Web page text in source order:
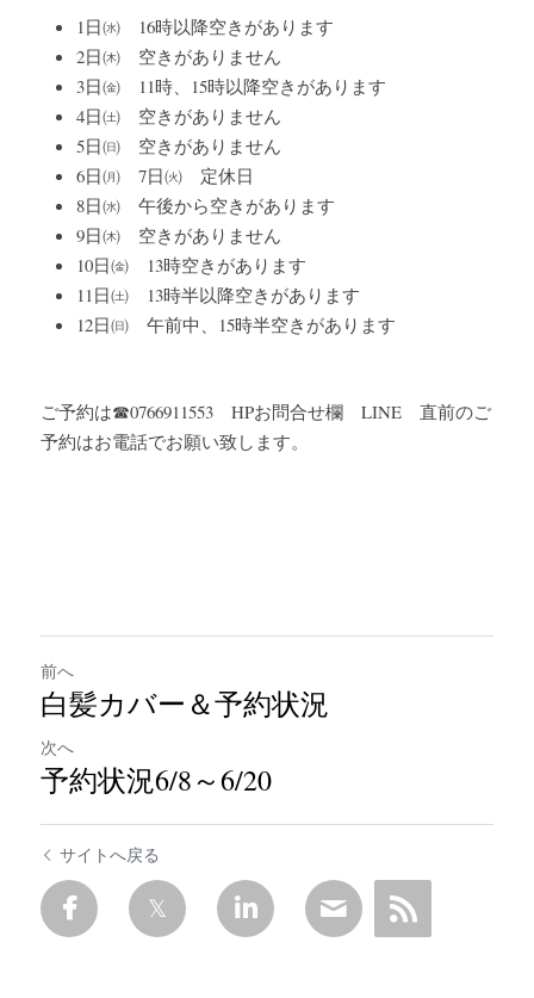
1日㈬　16時以降空きがあります
2日㈭　空きがありません
3日㈮　11時、15時以降空きがあります
4日㈯　空きがありません
5日㈰　空きがありません
6日㈪　7日㈫　定休日
8日㈬　午後から空きがあります
9日㈭　空きがありません
10日㈮　13時空きがあります
11日㈯　13時半以降空きがあります
12日㈰　午前中、15時半空きがあります
ご予約は☎0766911553　HPお問合せ欄　LINE　直前のご
予約はお電話でお願い致します。
前へ
白髪カバー＆予約状況
次へ
予約状況6/8～6/20
サイトへ戻る